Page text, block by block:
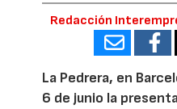
Redacción
La Pedrera, en
6 de junio la